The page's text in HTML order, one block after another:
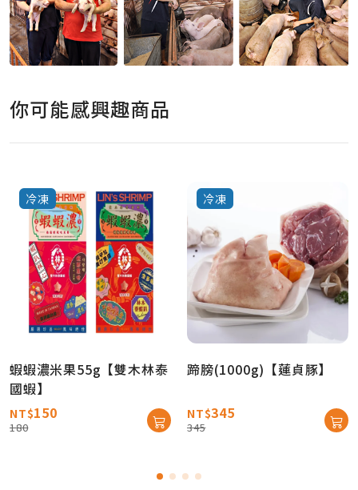
你可能感興趣商品
冷凍
蝦蝦濃米果55g【雙木林泰
國蝦】
NT$150
180
冷凍
蹄膀(1000g)【蓮貞豚】
NT$345
345